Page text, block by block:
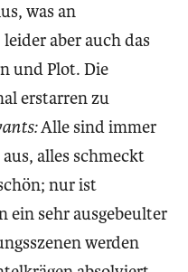
was an
aber auch das
und Plot. Die
erstarren zu
Alle sind immer
alles schmeckt
nur ist
ein sehr ausgebeulter
werden